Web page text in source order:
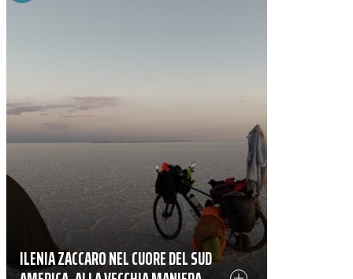
ILENIA ZACCARO NEL CUORE DEL SUD